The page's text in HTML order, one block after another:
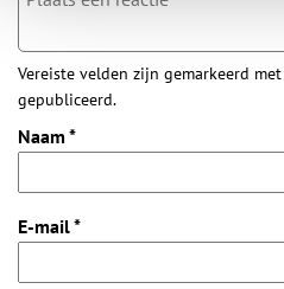
Vereiste velden zijn gemarkeerd
gepubliceerd.
Naam *
E-mail*